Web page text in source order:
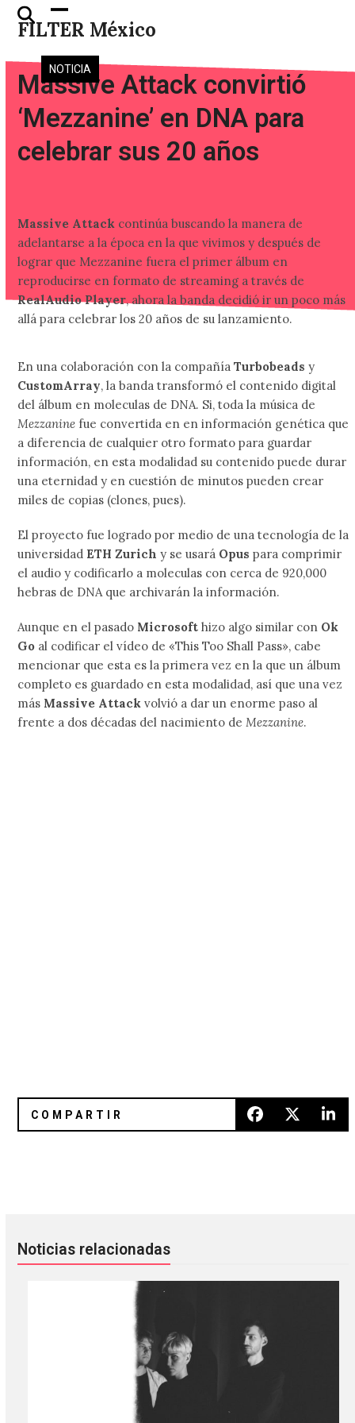
Skip
FILTER México
Open
mobile
menu
Close
mobile
menu
NOTICIA
Massive Attack convirtió
‘Mezzanine’ en DNA para
celebrar sus 20 años
Massive Attack continúa buscando la manera de
adelantarse a la época en la que vivimos y después de
lograr que Mezzanine fuera el primer álbum en
reproducirse en formato de streaming a través de
RealAudio Player, ahora la banda decidió ir un poco más
allá para celebrar los 20 años de su lanzamiento.
En una colaboración con la compañíaTurbobeads y
CustomArray, la banda transformó el contenido digital
del álbum en moleculas de DNA. Si, toda la música de
Mezzanine fue convertida en en información genética que
a diferencia de cualquier otro formato para guardar
información, en esta modalidad su contenido puede durar
una eternidad y en cuestión de minutos pueden crear
miles de copias (clones, pues).
El proyecto fue logrado por medio de una tecnología de la
universidad ETH Zurich y se usará Opus para comprimir
el audio y codificarlo a moleculas con cerca de 920,000
hebras de DNA que archivarán la información.
Aunque en el pasado Microsoft hizo algo similar con Ok
Go al codificar el vídeo de «This Too Shall Pass», cabe
mencionar que esta es la primera vez en la que un álbum
completo es guardado en esta modalidad, así que una vez
más Massive Attack volvió a dar un enorme paso al
frente a dos décadas del nacimiento deMezzanine.
Noticias relacionadas